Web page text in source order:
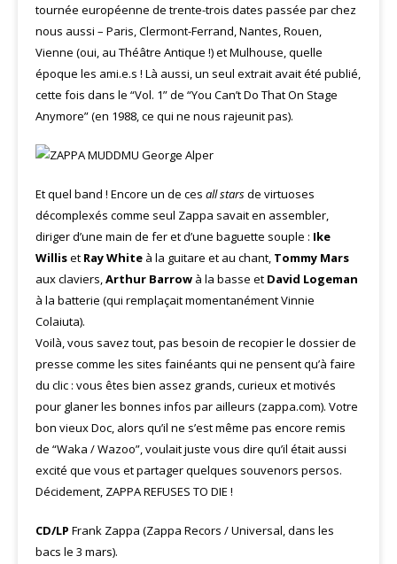
tournée européenne de trente-trois dates passée par chez
nous aussi – Paris, Clermont-Ferrand, Nantes, Rouen,
Vienne (oui, au Théâtre Antique !) et Mulhouse, quelle
époque les ami.e.s ! Là aussi, un seul extrait avait été publié,
cette fois dans le “Vol. 1” de “You Can’t Do That On Stage
Anymore” (en 1988, ce qui ne nous rajeunit pas).
Et quel band ! Encore un de ces all starsde virtuoses
décomplexés comme seul Zappa savait en assembler,
diriger d’une main de fer et d’une baguette souple : Ike
Williset Ray White à la guitare et au chant, Tommy Mars
aux claviers,Arthur Barrow à la basse et David Logeman
à la batterie (qui remplaçait momentanément Vinnie
Colaiuta).
Voilà, vous savez tout, pas besoin de recopier le dossier de
presse comme les sites fainéants qui ne pensent qu’à faire
du clic : vous êtes bien assez grands, curieux et motivés
pour glaner les bonnes infos par ailleurs (zappa.com). Votre
bon vieux Doc, alors qu’il ne s’est même pas encore remis
de “Waka / Wazoo”, voulait juste vous dire qu’il était aussi
excité que vous et partager quelques souvenors persos.
Décidement, ZAPPA REFUSES TO DIE !
CD/LP Frank Zappa (Zappa Recors / Universal, dans les
bacs le 3 mars).